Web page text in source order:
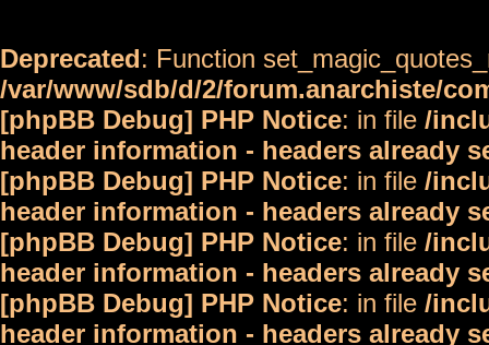
Deprecated: Function
/var/www/sdb/d/2/forum.anarchiste/
[phpBB Debug] PHP Notice: in file /
header information - headers already
[phpBB Debug] PHP Notice: in file /
header information - headers already
[phpBB Debug] PHP Notice: in file /
header information - headers already
[phpBB Debug] PHP Notice: in file /
header information - headers already